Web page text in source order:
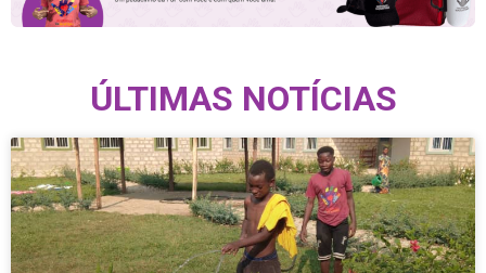
ÚLTIMAS NOTÍCIAS